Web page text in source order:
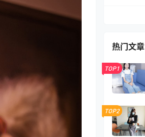
热门文章
TOP1
TOP2